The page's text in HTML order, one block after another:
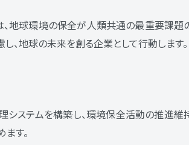
地球環境の保全が人類共通の最重要課題
、地球の未来を創る企業として行動します。
システムを構築し、環境保全活動の推進
す。